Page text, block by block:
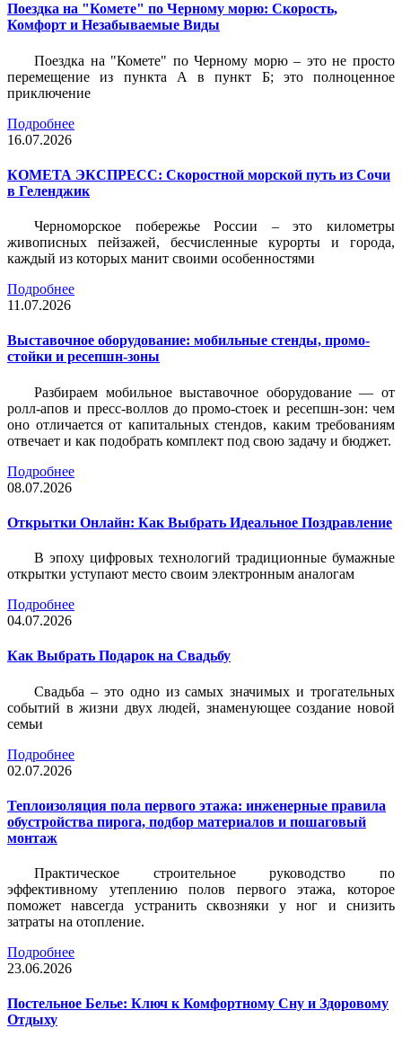
Поездка на "Комете" по Черному морю: Скорость,
Комфорт и Незабываемые Виды
Поездка на "Комете" по Черному морю – это не просто
перемещение из пункта А в пункт Б; это полноценное
приключение
Подробнее
16.07.2026
КОМЕТА ЭКСПРЕСС: Скоростной морской путь из Сочи
в Геленджик
Черноморское побережье России – это километры
живописных пейзажей, бесчисленные курорты и города,
каждый из которых манит своими особенностями
Подробнее
11.07.2026
Выставочное оборудование: мобильные стенды, промо-
стойки и ресепшн-зоны
Разбираем мобильное выставочное оборудование — от
ролл-апов и пресс-воллов до промо-стоек и ресепшн-зон: чем
оно отличается от капитальных стендов, каким требованиям
отвечает и как подобрать комплект под свою задачу и бюджет.
Подробнее
08.07.2026
Открытки Онлайн: Как Выбрать Идеальное Поздравление
В эпоху цифровых технологий традиционные бумажные
открытки уступают место своим электронным аналогам
Подробнее
04.07.2026
Как Выбрать Подарок на Свадьбу
Свадьба – это одно из самых значимых и трогательных
событий в жизни двух людей, знаменующее создание новой
семьи
Подробнее
02.07.2026
Теплоизоляция пола первого этажа: инженерные правила
обустройства пирога, подбор материалов и пошаговый
монтаж
Практическое строительное руководство по
эффективному утеплению полов первого этажа, которое
поможет навсегда устранить сквозняки у ног и снизить
затраты на отопление.
Подробнее
23.06.2026
Постельное Белье: Ключ к Комфортному Сну и Здоровому
Отдыху